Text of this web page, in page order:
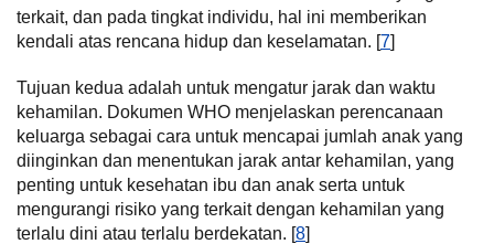
terkait, dan pada tingkat individu, hal ini memberikan
kendali atas rencana hidup dan keselamatan. [7]
Tujuan kedua adalah untuk mengatur jarak dan waktu
kehamilan. Dokumen WHO menjelaskan perencanaan
keluarga sebagai cara untuk mencapai jumlah anak yang
diinginkan dan menentukan jarak antar kehamilan, yang
penting untuk kesehatan ibu dan anak serta untuk
mengurangi risiko yang terkait dengan kehamilan yang
terlalu dini atau terlalu berdekatan. [8]